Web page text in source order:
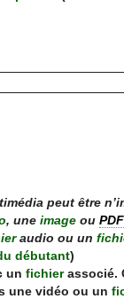
peut être
, uneimage ouPDF
audio ou un
débutant)
unfichierassocié.
une vidéo ou un